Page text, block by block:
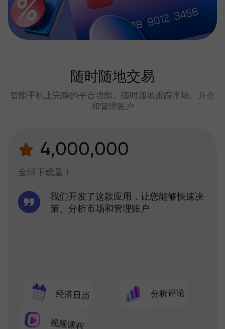
随时随地交易
智能手机上完整的平台功能。随时随地跟踪市场、开仓
和管理账户
4,000,000
全球下载量！
经济日历 分析评论
视频课程
我们开发了这款应用，让您能够快速决
策、分析市场和管理账户